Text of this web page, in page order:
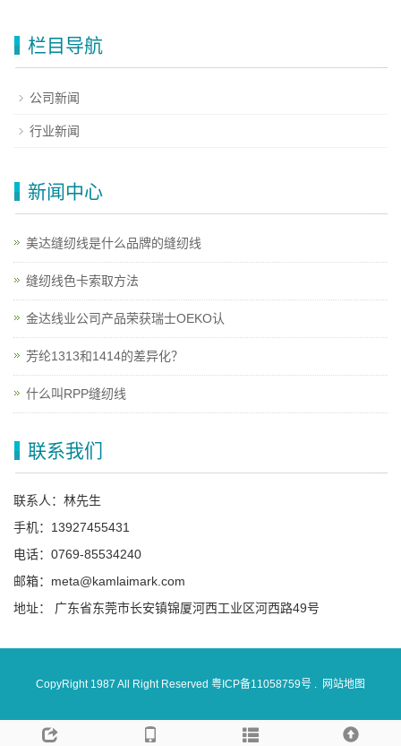
栏目导航
公司新闻
行业新闻
新闻中心
美达缝纫线是什么品牌的缝纫线
缝纫线色卡索取方法
金达线业公司产品荣获瑞士OEKO认
芳纶1313和1414的差异化？
什么叫RPP缝纫线
联系我们
联系人：林先生
手机：13927455431
电话：0769-85534240
邮箱：meta@kamlaimark.com
地址： 广东省东莞市长安镇锦厦河西工业区河西路49号
CopyRight 1987 All Right Reserved 粤ICP备11058759号 . 网站地图